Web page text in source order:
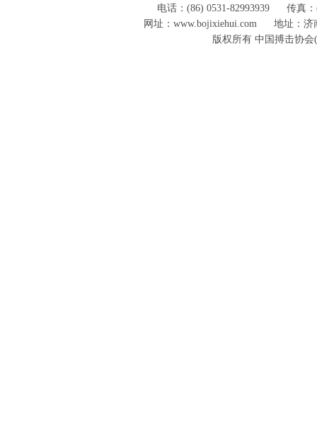
电话：(86) 0531-82993939
传真
网址：www.bojixiehui.com
地址：济
版权所有 中国搏击协会